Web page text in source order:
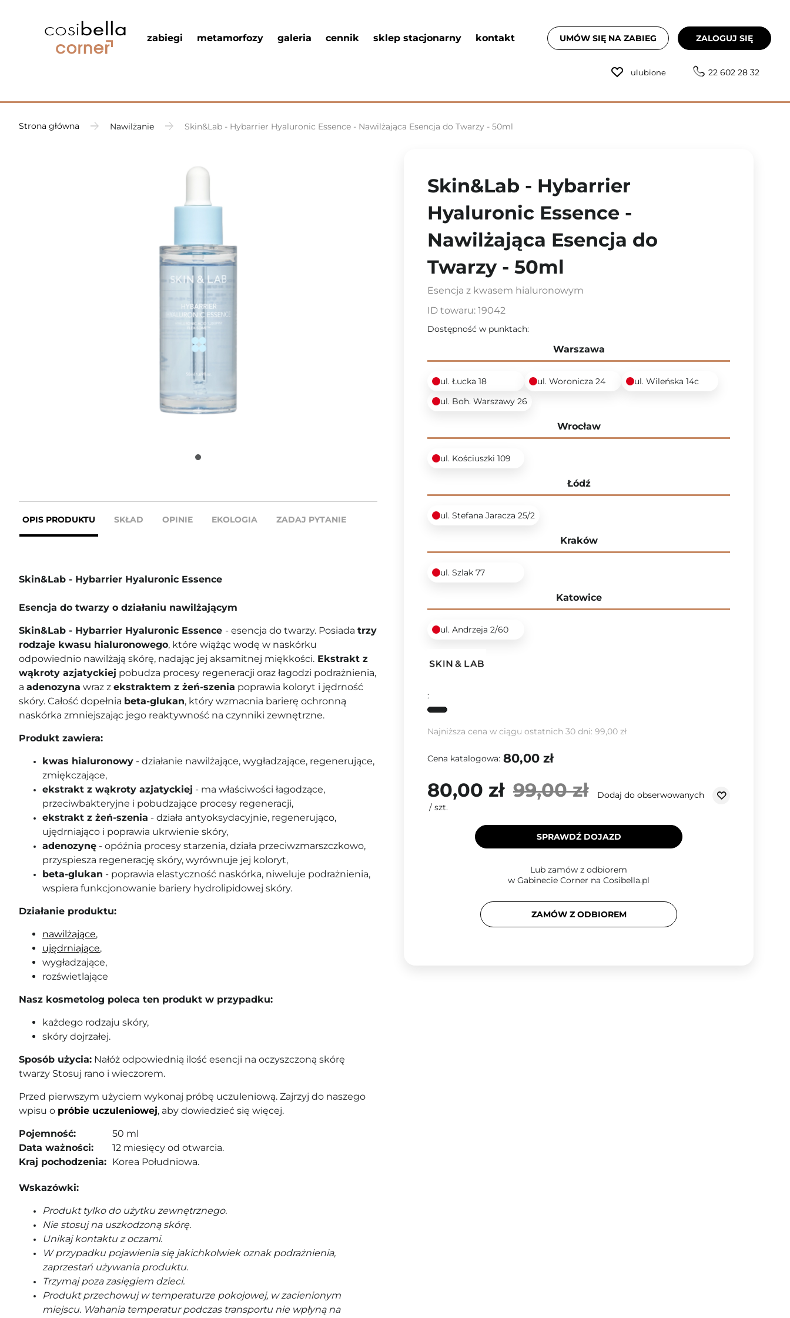
zabiegi metamorfozy galeria cennik sklep stacjonarny kontakt UMÓW SIĘ NA ZABIEG ZALOGUJ SIĘ
ulubione 22 602 28 32
Strona główna Nawilżanie Skin&Lab - Hybarrier Hyaluronic Essence - Nawilżająca Esencja do Twarzy - 50ml
OPIS PRODUKTU SKŁAD OPINIE EKOLOGIA ZADAJ PYTANIE
Skin&Lab - Hybarrier Hyaluronic Essence
Esencja do twarzy o działaniu nawilżającym
Skin&Lab - Hybarrier Hyaluronic Essence - esencja do twarzy. Posiada trzy
rodzaje kwasu hialuronowego, które wiążąc wodę w naskórku
odpowiednio nawilżają skórę, nadając jej aksamitnej miękkości. Ekstrakt z
wąkroty azjatyckiej pobudza procesy regeneracji oraz łagodzi podrażnienia,
a adenozyna wraz z ekstraktem z żeń-szenia poprawia koloryt i jędrność
skóry. Całość dopełnia beta-glukan, który wzmacnia barierę ochronną
naskórka zmniejszając jego reaktywność na czynniki zewnętrzne.
Produkt zawiera:
kwas hialuronowy - działanie nawilżające, wygładzające, regenerujące,
zmiękczające,
ekstrakt z wąkroty azjatyckiej - ma właściwości łagodzące,
przeciwbakteryjne i pobudzające procesy regeneracji,
ekstrakt z żeń-szenia - działa antyoksydacyjnie, regenerująco,
ujędrniająco i poprawia ukrwienie skóry,
adenozynę - opóźnia procesy starzenia, działa przeciwzmarszczkowo,
przyspiesza regenerację skóry, wyrównuje jej koloryt,
beta-glukan - poprawia elastyczność naskórka, niweluje podrażnienia,
wspiera funkcjonowanie bariery hydrolipidowej skóry.
Działanie produktu:
nawilżające,
ujędrniające,
wygładzające,
rozświetlające
Nasz kosmetolog poleca ten produkt w przypadku:
każdego rodzaju skóry,
skóry dojrzałej.
Sposób użycia: Nałóż odpowiednią ilość esencji na oczyszczoną skórę
twarzy Stosuj rano i wieczorem.
Przed pierwszym użyciem wykonaj próbę uczuleniową. Zajrzyj do naszego
wpisu o próbie uczuleniowej, aby dowiedzieć się więcej.
Pojemność:
50 ml
Data ważności:
12 miesięcy od otwarcia.
Kraj pochodzenia: Korea Południowa.
Wskazówki:
Produkt tylko do użytku zewnętrznego.
Nie stosuj na uszkodzoną skórę.
Unikaj kontaktu z oczami.
W przypadku pojawienia się jakichkolwiek oznak podrażnienia,
zaprzestań używania produktu.
Trzymaj poza zasięgiem dzieci.
Produkt przechowuj w temperaturze pokojowej, w zacienionym
miejscu. Wahania temperatur podczas transportu nie wpłyną na
Skin&Lab - Hybarrier
Hyaluronic Essence -
Nawilżająca Esencja do
Twarzy - 50ml
Esencja z kwasem hialuronowym
ID towaru: 19042
Dostępność w punktach:
Warszawa
ul. Łucka 18 ul. Woronicza 24
ul. Wileńska 14c
ul. Boh. Warszawy 26
Wrocław
ul. Kościuszki 109
Łódź
ul. Stefana Jaracza 25/2
Kraków
ul. Szlak 77
Katowice
ul. Andrzeja 2/60
:
Najniższa cena w ciągu ostatnich 30 dni: 99,00 zł
Cena katalogowa: 80,00 zł
80,00 zł 99,00 zł
/ szt.
Dodaj do obserwowanych
SPRAWDŹ DOJAZD
Lub zamów z odbiorem
w Gabinecie Corner na Cosibella.pl
ZAMÓW Z ODBIOREM